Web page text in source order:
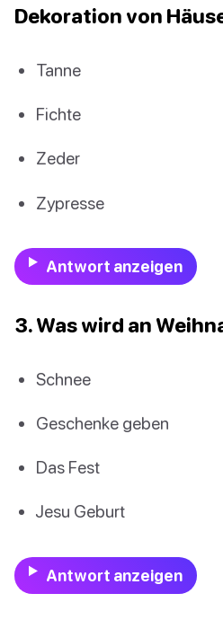
Dekoration von
Tanne
Fichte
Zeder
Zypresse
Antwort anzeigen
3. Was wird an
Schnee
Geschenke geben
Das Fest
Jesu Geburt
Antwort anzeigen